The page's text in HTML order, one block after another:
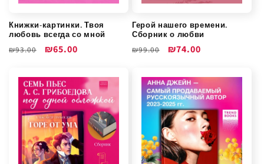
Книжки-картинки. Твоя
любовь всегда со мной
Обычная
₪93.00
Цена
скидкой
₪65.00
Герой нашего времени.
Сборник о любви
Обычная
₪99.00
Цена
скидкой
₪74.00